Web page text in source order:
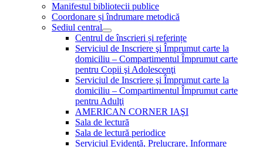
Manifestul bibliotecii publice
Coordonare și îndrumare metodică
Sediul central
Centrul de înscrieri și referințe
Serviciul de Inscriere şi Împrumut carte la
domiciliu – Compartimentul Împrumut carte
pentru Copii şi Adolescenţi
Serviciul de Inscriere şi Împrumut carte la
domiciliu – Compartimentul Împrumut carte
pentru Adulţi
AMERICAN CORNER IAŞI
Sala de lectură
Sala de lectură periodice
Serviciul Evidenţă, Prelucrare, Informare